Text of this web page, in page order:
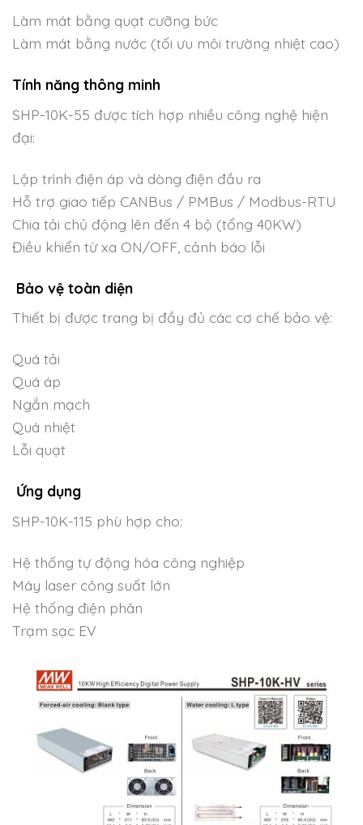
Làm mát bằng quạt cưỡng bức
Làm mát bằng nước (tối ưu môi trường nhiệt cao)
Tính năng thông minh
SHP-10K-55 được tích hợp nhiều công nghệ hiện
đại:
Lập trình điện áp và dòng điện đầu ra
Hỗ trợ giao tiếp CANBus / PMBus / Modbus-RTU
Chia tải chủ động lên đến 4 bộ (tổng 40KW)
Điều khiển từ xa ON/OFF, cảnh báo lỗi
Bảo vệ toàn diện
Thiết bị được trang bị đầy đủ các cơ chế bảo vệ:
Quá tải
Quá áp
Ngắn mạch
Quá nhiệt
Lỗi quạt
Ứng dụng
SHP-10K-115 phù hợp cho:
Hệ thống tự động hóa công nghiệp
Máy laser công suất lớn
Hệ thống điện phân
Trạm sạc EV